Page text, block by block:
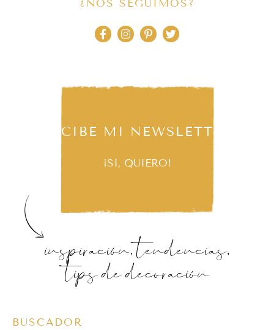
¿NOS SEGUIMOS?
RECIBE MI NEWSLETTER
¡SÍ, QUIERO!
inspiración, tendencias,
tips de decoración
BUSCADOR